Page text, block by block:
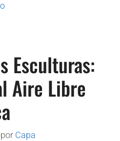
Esculturas:
Aire Libre
por Capa